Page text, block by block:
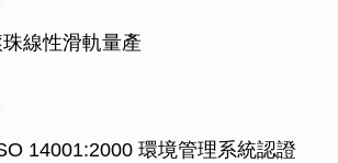
線性滑軌量產
14001:2000 環境管理系統認證